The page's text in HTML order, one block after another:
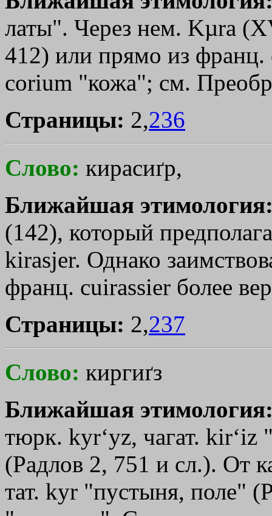
латы". Через нем. Kµra­
412) или прямо из франц.
corium "кожа"; см.
Страницы: 2,236
Слово: кирасиґр,
Ближайшая
(142), который
kirasjer. Однако
франц. cuirassier более
Страницы: 2,237
Слово: киргиґз
Ближайшая
тюрк. kyr‘yz, чагат. kir‘iz
(Радлов 2, 751 и сл.). От
тат. kуr "пустыня, поле"